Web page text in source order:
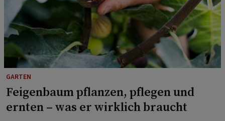
GARTEN
Feigenbaum pflanzen, pflegen und
ernten – was er wirklich braucht